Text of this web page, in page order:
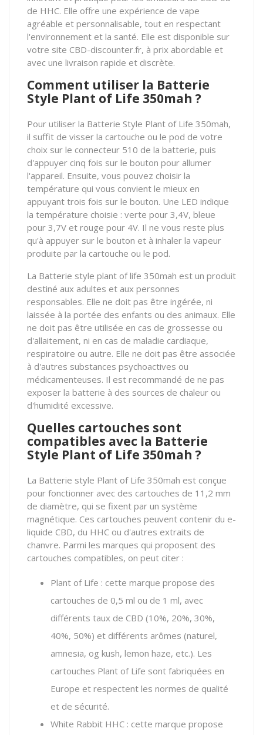
de HHC. Elle offre une expérience de vape
agréable et personnalisable, tout en respectant
l'environnement et la santé. Elle est disponible sur
votre site CBD-discounter.fr, à prix abordable et
avec une livraison rapide et discrète.
Comment utiliser la Batterie
Style Plant of Life 350mah ?
Pour utiliser la Batterie Style Plant of Life 350mah,
il suffit de visser la cartouche ou le pod de votre
choix sur le connecteur 510 de la batterie, puis
d'appuyer cinq fois sur le bouton pour allumer
l'appareil. Ensuite, vous pouvez choisir la
température qui vous convient le mieux en
appuyant trois fois sur le bouton. Une LED indique
la température choisie : verte pour 3,4V, bleue
pour 3,7V et rouge pour 4V. Il ne vous reste plus
qu'à appuyer sur le bouton et à inhaler la vapeur
produite par la cartouche ou le pod.
La Batterie style plant of life 350mah est un produit
destiné aux adultes et aux personnes
responsables. Elle ne doit pas être ingérée, ni
laissée à la portée des enfants ou des animaux. Elle
ne doit pas être utilisée en cas de grossesse ou
d'allaitement, ni en cas de maladie cardiaque,
respiratoire ou autre. Elle ne doit pas être associée
à d'autres substances psychoactives ou
médicamenteuses. Il est recommandé de ne pas
exposer la batterie à des sources de chaleur ou
d'humidité excessive.
Quelles cartouches sont
compatibles avec la Batterie
Style Plant of Life 350mah ?
La Batterie style Plant of Life 350mah est conçue
pour fonctionner avec des cartouches de 11,2 mm
de diamètre, qui se fixent par un système
magnétique. Ces cartouches peuvent contenir du e-
liquide CBD, du HHC ou d'autres extraits de
chanvre. Parmi les marques qui proposent des
cartouches compatibles, on peut citer :
Plant of Life : cette marque propose des
cartouches de 0,5 ml ou de 1 ml, avec
différents taux de CBD (10%, 20%, 30%,
40%, 50%) et différents arômes (naturel,
amnesia, og kush, lemon haze, etc.). Les
cartouches Plant of Life sont fabriquées en
Europe et respectent les normes de qualité
et de sécurité.
White Rabbit HHC : cette marque propose